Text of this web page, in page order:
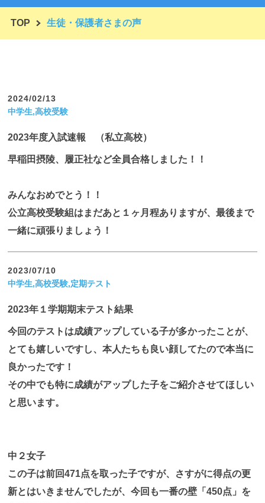
ほかの塾と一味違う！ユーシンとは？
生徒と保護者さまのお声
ブログ
お問い合わせ
お知らせ
TOP 生徒・保護者さまの声
2024/02/13
中学生,高校受験
2023年度入試速報 （私立高校）
早稲田摂陵、履正社など全員合格しました！！
みんなおめでとう！！
公立高校受験組はまだあと１ヶ月程ありますが、最後まで
一緒に頑張りましょう！
2023/07/10
中学生,高校受験,定期テスト
2023年１学期期末テスト結果
今回のテストは成績アップしている子が多かったことが、
とても嬉しいですし、本人たちも良い顔してたので本当に
良かったです！
その中でも特に成績がアップした子をご紹介させてほしい
と思います。
中２女子
この子は前回471点を取った子ですが、さすがに得点の更
新とはいきませんでしたが、今回も一番の壁「450点」を